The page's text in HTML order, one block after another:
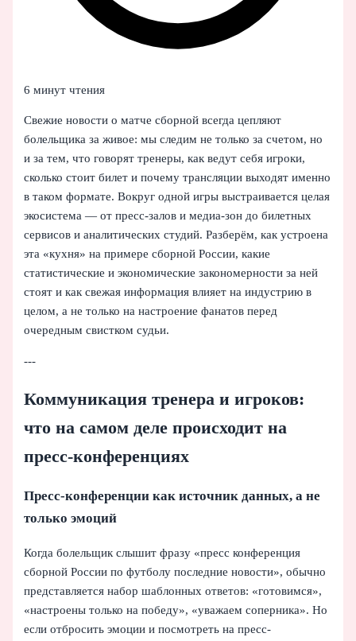
6 минут чтения
Свежие новости о матче сборной всегда цепляют
болельщика за живое: мы следим не только за счетом, но
и за тем, что говорят тренеры, как ведут себя игроки,
сколько стоит билет и почему трансляции выходят именно
в таком формате. Вокруг одной игры выстраивается целая
экосистема — от пресс-залов и медиа-зон до билетных
сервисов и аналитических студий. Разберём, как устроена
эта «кухня» на примере сборной России, какие
статистические и экономические закономерности за ней
стоят и как свежая информация влияет на индустрию в
целом, а не только на настроение фанатов перед
очередным свистком судьи.
---
Коммуникация тренера и игроков:
что на самом деле происходит на
пресс-конференциях
Пресс-конференции как источник данных, а не
только эмоций
Когда болельщик слышит фразу «пресс конференция
сборной России по футболу последние новости», обычно
представляется набор шаблонных ответов: «готовимся»,
«настроены только на победу», «уважаем соперника». Но
если отбросить эмоции и посмотреть на пресс-